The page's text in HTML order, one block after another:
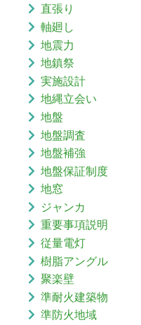
直張り
軸廻し
地震力
地鎮祭
実施設計
地縄立会い
地盤
地盤調査
地盤補強
地盤保証制度
地窓
ジャンカ
重要事項説明
従量電灯
樹脂アングル
聚楽壁
準耐火建築物
準防火地域